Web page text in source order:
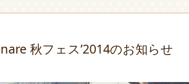
秋フェス’2014のお知らせ